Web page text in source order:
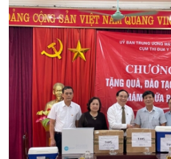
Hội Đông y Việt Nam trong